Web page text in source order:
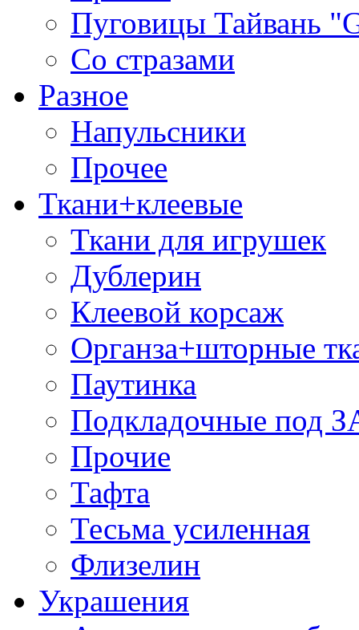
Пуговицы Тайвань
Со стразами
Разное
Напульсники
Прочее
Ткани+клеевые
Ткани для игрушек
Дублерин
Клеевой корсаж
Органза+шторные
Паутинка
Подкладочные под
Прочие
Тафта
Тесьма усиленная
Флизелин
Украшения